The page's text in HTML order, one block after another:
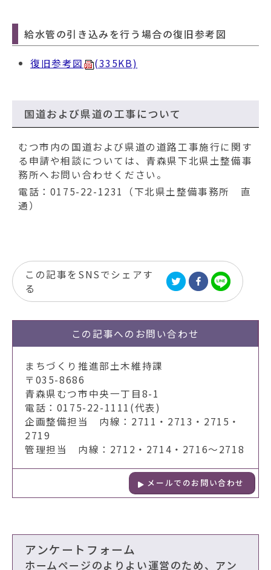
給水管の引き込みを行う場合の復旧参考図
復旧参考図 (335KB)
国道および県道の工事について
むつ市内の国道および県道の道路工事施行に関す
る申請や相談については、青森県下北県土整備事
務所へお問い合わせください。
電話：0175-22-1231（下北県土整備事務所 直
通）
この記事をSNSでシェアす
る
この記事への お問い合わせ
まちづくり推進部土木維持課
〒035-8686
青森県むつ市中央一丁目8-1
電話：0175-22-1111(代表)
企画整備担当 内線：2711・2713・2715・
2719
管理担当 内線：2712・2714・2716～2718
メールでのお問い合わせ
アンケートフォーム
ホームページのよりよい運営のため、アン